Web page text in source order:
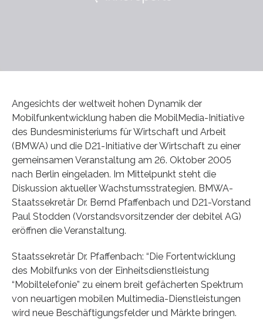
Angesichts der weltweit hohen Dynamik der
Mobilfunkentwicklung haben die MobilMedia-Initiative
des Bundesministeriums für Wirtschaft und Arbeit
(BMWA) und die D21-Initiative der Wirtschaft zu einer
gemeinsamen Veranstaltung am 26. Oktober 2005
nach Berlin eingeladen. Im Mittelpunkt steht die
Diskussion aktueller Wachstumsstrategien. BMWA-
Staatssekretär Dr. Bernd Pfaffenbach und D21-Vorstand
Paul Stodden (Vorstandsvorsitzender der debitel AG)
eröffnen die Veranstaltung.
Staatssekretär Dr. Pfaffenbach: “Die Fortentwicklung
des Mobilfunks von der Einheitsdienstleistung
“Mobiltelefonie” zu einem breit gefächerten Spektrum
von neuartigen mobilen Multimedia-Dienstleistungen
wird neue Beschäftigungsfelder und Märkte bringen.